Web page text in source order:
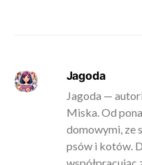
Jagoda
Jagoda —
Miska. Od
domowymi, ze
psów i kotów.